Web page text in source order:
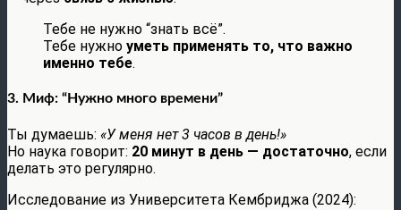
Тебе не нужно “знать всё”.
Тебе нужно уметь применять то, что важно
именно тебе.
3. Миф: “Нужно много времени”
Ты думаешь: «У меня нет 3 часов в день!»
Но наука говорит: 20 минут в день — достаточно, если
делать это регулярно.
Исследование из Университета Кембриджа (2024):